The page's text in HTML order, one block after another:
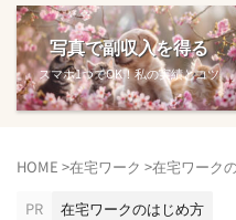
写真で副収入を得る
スマホ1つでOK！私の実績とコツ
HOME >在宅ワーク >在宅ワーク
PR
在宅ワークのはじめ方